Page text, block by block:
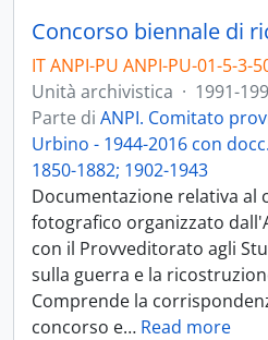
IT ANPI-PU ANPI-PU-01-5-3-
Unità archivistica · 1991-
Parte di ANPI. Comitato
Urbino - 1944-2016 con
1850-1882; 1902-1943
Documentazione relativa al
fotografico organizzato
con il Provveditorato agli
sulla guerra e la
Comprende la
concorso e… Read more